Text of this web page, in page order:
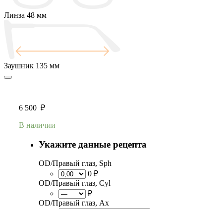
Линза 48 мм
Заушник 135 мм
6 500 ₽
В наличии
Укажите данные рецепта
OD/Правый глаз, Sph
0 ₽
OD/Правый глаз, Cyl
₽
OD/Правый глаз, Ax